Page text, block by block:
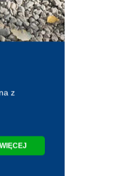
z
WIĘCEJ